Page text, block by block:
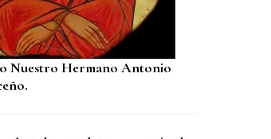
Nuestro Hermano Antonio